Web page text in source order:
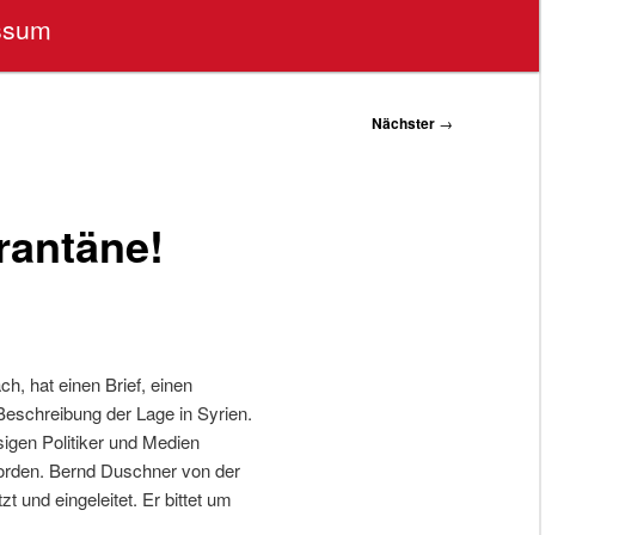
Nächster →
hat einen Brief, einen
der Lage in Syrien.
Politiker und Medien
Bernd Duschner von der
und eingeleitet. Er bittet um